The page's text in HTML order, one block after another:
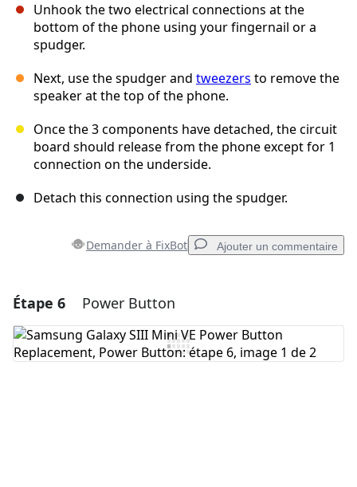
Unhook the two electrical connections at the
bottom of the phone using your fingernail or a
spudger.
Next, use the spudger and tweezers to remove the
speaker at the top of the phone.
Once the 3 components have detached, the circuit
board should release from the phone except for 1
connection on the underside.
Detach this connection using the spudger.
Demander à FixBot Ajouter un commentaire
Ajouter un commentaire
Ajouter un commentaire
Étape 6 Power Button